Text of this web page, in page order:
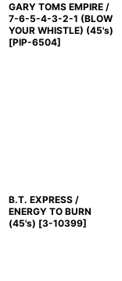
GARY TOMS EMPIRE /
7-6-5-4-3-2-1 (BLOW
YOUR WHISTLE) (45's)
[PIP-6504]
B.T. EXPRESS /
ENERGY TO BURN
(45's) [3-10399]